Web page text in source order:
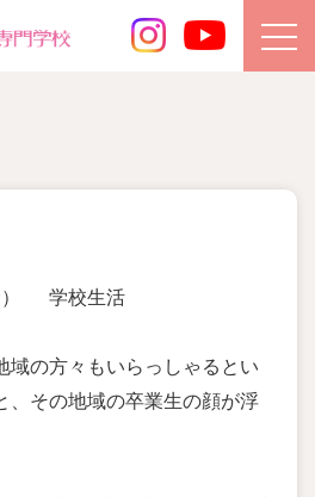
学校生活
域の方々もいらっしゃるとい
、その地域の卒業生の顔が浮